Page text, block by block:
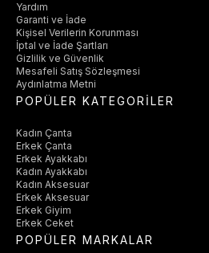
Yardım
Garanti ve İade
Kişisel Verilerin Korunması
İptal ve İade Şartları
Gizlilik ve Güvenlik
Mesafeli Satış Sözleşmesi
Aydınlatma Metni
POPÜLER KATEGORİLER
Kadın Çanta
Erkek Çanta
Erkek Ayakkabı
Kadın Ayakkabı
Kadın Aksesuar
Erkek Aksesuar
Erkek Giyim
Erkek Ceket
POPÜLER MARKALAR